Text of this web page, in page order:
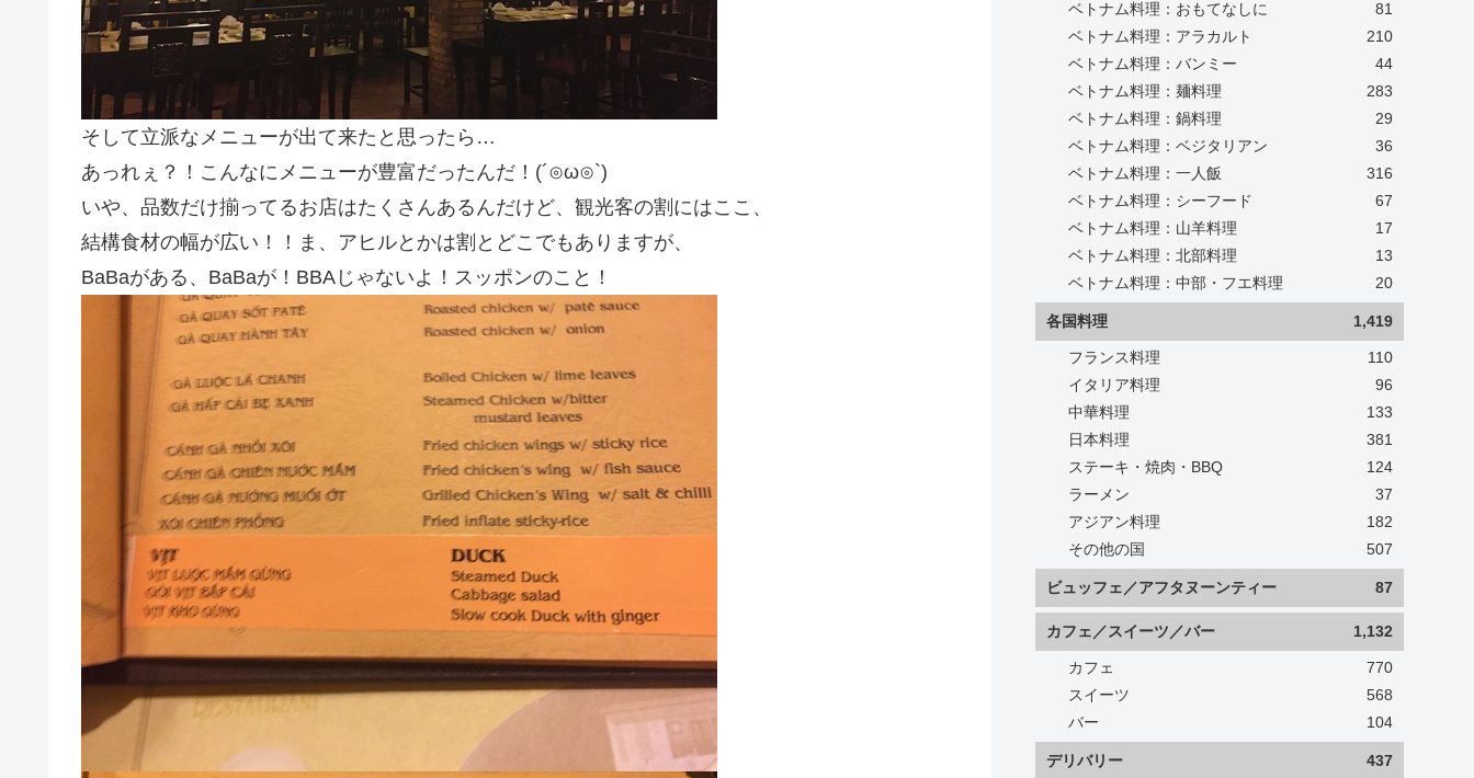
そして立派なメニューが出て来たと思ったら…
あっれぇ？！こんなにメニューが豊富だったんだ！(´⊙ω⊙`)
いや、品数だけ揃ってるお店はたくさんあるんだけど、観光客の割にはここ、
結構食材の幅が広い！！ま、アヒルとかは割とどこでもありますが、
BaBaがある、BaBaが！BBAじゃないよ！スッポンのこと！
ベトナム料理：おもてなしに
81
ベトナム料理：アラカルト
210
ベトナム料理：バンミー
44
ベトナム料理：麺料理
283
ベトナム料理：鍋料理
29
ベトナム料理：ベジタリアン
36
ベトナム料理：一人飯
316
ベトナム料理：シーフード
67
ベトナム料理：山羊料理
17
ベトナム料理：北部料理
13
ベトナム料理：中部・フエ料理
20
各国料理 1,419
フランス料理
110
イタリア料理
96
中華料理
133
日本料理
381
ステーキ・焼肉・BBQ
124
ラーメン
37
アジアン料理
182
その他の国
507
ビュッフェ／アフタヌーンティー 87
カフェ／スイーツ／バー 1,132
カフェ
770
スイーツ
568
バー
104
デリバリー 437